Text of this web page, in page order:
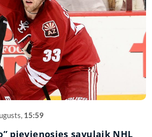
15:59
pievienosies savulaik NHL